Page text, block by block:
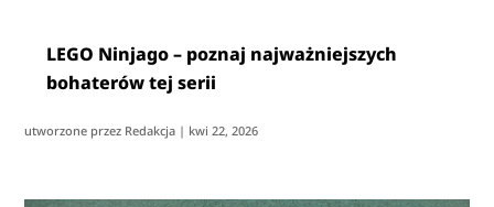
LEGO Ninjago – poznaj najważniejszych
bohaterów tej serii
utworzone przez Redakcja | kwi 22, 2026